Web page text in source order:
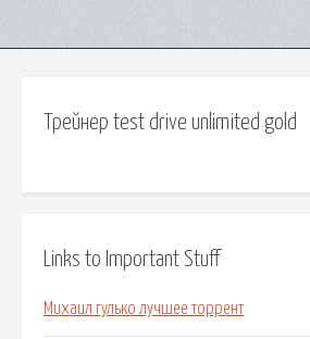
Трейнер test drive unlimited gold
Links to Important Stuff
Михаил гулько лучшее торрент